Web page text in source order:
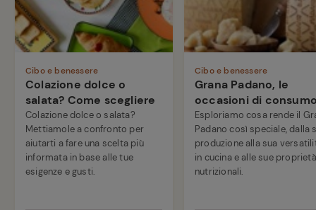
Cibo e benessere
Colazione dolce o
salata? Come scegliere
Colazione dolce o salata?
Mettiamole a confronto per
aiutarti a fare una scelta più
informata in base alle tue
esigenze e gusti.
Cibo e benessere
Grana Padano, le
occasioni di
Esploriamo cosa rende il
Padano così speciale, dalla
produzione alla sua
in cucina e alle sue proprietà
nutrizionali.